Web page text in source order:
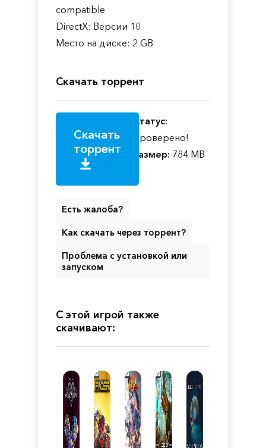
compatible
DirectX: Версии 10
Место на диске: 2 GB
Скачать торрент
Скачать
торрент
Статус:
Проверено!
Размер: 784 MB
Есть жалоба?
Как скачать через торрент?
Проблема с установкой или
запуском
С этой игрой также
скачивают: